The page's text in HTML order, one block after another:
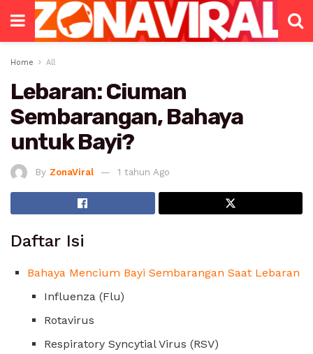
Home All
Lebaran: Ciuman
Sembarangan, Bahaya
untuk Bayi?
By ZonaViral 1 tahun Ago
Daftar Isi
Bahaya Mencium Bayi Sembarangan Saat Lebaran
Influenza (Flu)
Rotavirus
Respiratory Syncytial Virus (RSV)